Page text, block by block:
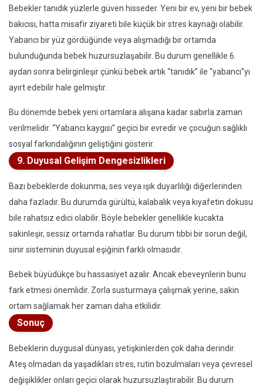
Bebekler tanıdık yüzlerle güven hisseder. Yeni bir ev, yeni bir bebek
bakıcısı, hatta misafir ziyareti bile küçük bir stres kaynağı olabilir.
Yabancı bir yüz gördüğünde veya alışmadığı bir ortamda
bulunduğunda bebek huzursuzlaşabilir. Bu durum genellikle 6.
aydan sonra belirginleşir çünkü bebek artık “tanıdık” ile “yabancı”yı
ayırt edebilir hale gelmiştir.
Bu dönemde bebek yeni ortamlara alışana kadar sabırla zaman
verilmelidir. “Yabancı kaygısı” geçici bir evredir ve çocuğun sağlıklı
sosyal farkındalığının geliştiğini gösterir.
9. Duyusal Gelişim Dengesizlikleri
Bazı bebeklerde dokunma, ses veya ışık duyarlılığı diğerlerinden
daha fazladır. Bu durumda gürültü, kalabalık veya kıyafetin dokusu
bile rahatsız edici olabilir. Böyle bebekler genellikle kucakta
sakinleşir, sessiz ortamda rahatlar. Bu durum tıbbi bir sorun değil,
sinir sisteminin duyusal eşiğinin farklı olmasıdır.
Bebek büyüdükçe bu hassasiyet azalır. Ancak ebeveynlerin bunu
fark etmesi önemlidir. Zorla susturmaya çalışmak yerine, sakin
ortam sağlamak her zaman daha etkilidir.
Sonuç
Bebeklerin duygusal dünyası, yetişkinlerden çok daha derindir.
Ateş olmadan da yaşadıkları stres, rutin bozulmaları veya çevresel
değişiklikler onları geçici olarak huzursuzlaştırabilir. Bu durum